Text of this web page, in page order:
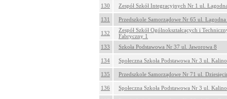
130 Zespół Szkół Integracyjnych Nr 1 ul.
131 Przedszkole Samorządowe Nr 65 ul.
132
Zespół Szkół Ogólnokształcących i
Fabryczny 1
133
Szkoła Podstawowa Nr 37 ul. Jaworowa 8
134 Społeczna Szkoła Podstawowa Nr 3 ul.
135 Przedszkole Samorządowe Nr 71 ul.
136 Społeczna Szkoła Podstawowa Nr 3 ul.